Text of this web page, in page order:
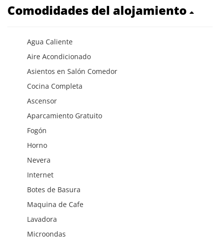
Comodidades del alojamiento
Agua Caliente
Aire Acondicionado
Asientos en Salón Comedor
Cocina Completa
Ascensor
Aparcamiento Gratuito
Fogón
Horno
Nevera
Internet
Botes de Basura
Maquina de Cafe
Lavadora
Microondas